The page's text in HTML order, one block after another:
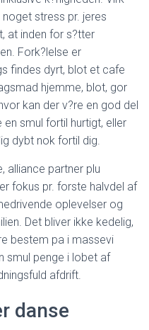
stress pr. jeres
at inden for s?tter
Fork?lelse er
findes dyrt, blot et cafe
hjemme, blot, gor
kan der v?re en god del
smul fortil hurtigt, eller
dybt nok fortil dig.
alliance partner plu
fokus pr. forste halvdel af
oplevelser og
Det bliver ikke kedelig,
bestem pa i massevi
smul penge i lobet af
afdrift.
danse